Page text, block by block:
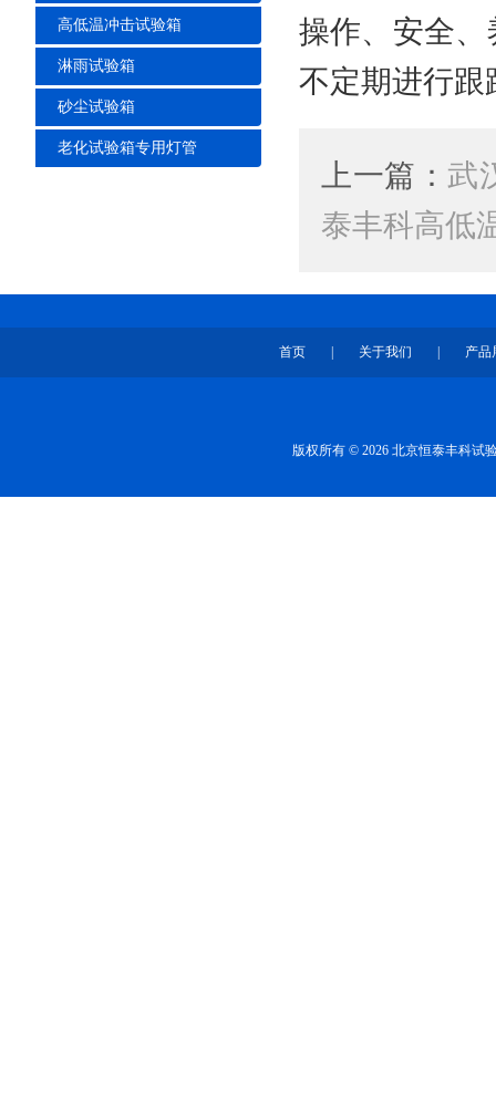
高低温冲击试验箱
淋雨试验箱
砂尘试验箱
老化试验箱专用灯管
操作、安全
不定期进行跟
上一篇： 武
泰丰科高低
首页 关于我们 产品
版权所有 © 2026 北京恒泰丰科试